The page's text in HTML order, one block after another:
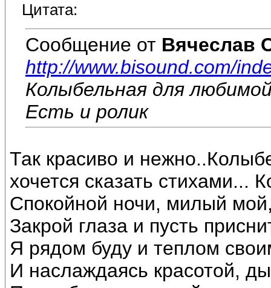
Цитата:
Сообщение от Вячеслав
http://www.bisound.com/
Колыбельная для
Есть и ролик
Так красиво и
хочется сказать стихами...
Спокойной ночи, милый
Закрой глаза и пусть
Я рядом буду и теплом
И наслаждаясь красотой,